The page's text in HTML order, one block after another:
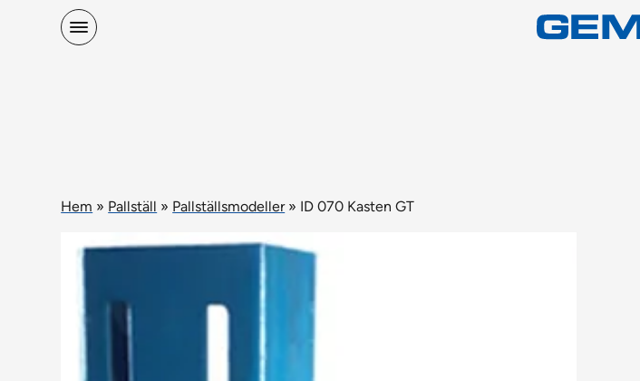
Hem » Pallställ » Pallställsmodeller» ID 070 Kasten GT